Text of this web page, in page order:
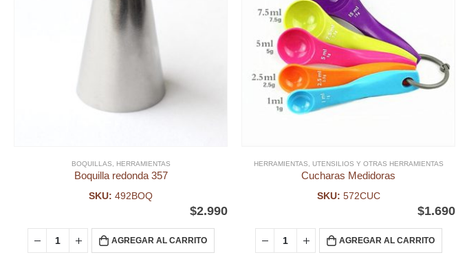
BOQUILLAS HERRAMIENTAS
Boquilla redonda 357
SKU: 492BOQ
$2.990
AGREGAR AL CARRITO
HERRAMIENTAS UTENSILIOS Y OTRAS HERRAMIENTAS
Cucharas Medidoras
SKU: 572CUC
$1.690
AGREGAR AL CARRITO